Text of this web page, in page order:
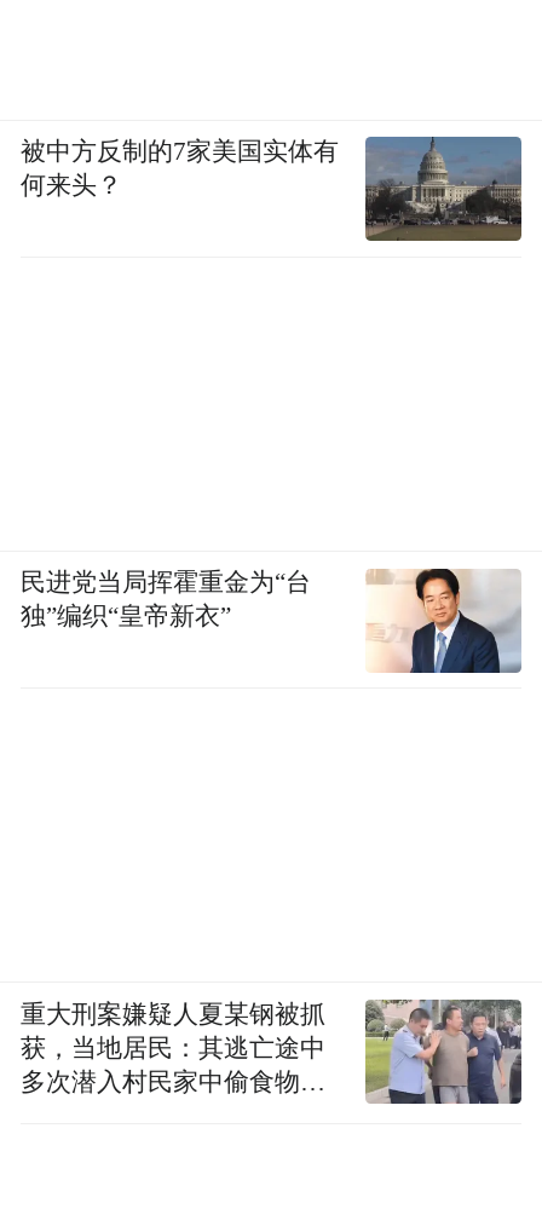
被中方反制的7家美国实体有
何来头？
民进党当局挥霍重金为“台
独”编织“皇帝新衣”
重大刑案嫌疑人夏某钢被抓
获，当地居民：其逃亡途中
多次潜入村民家中偷食物被